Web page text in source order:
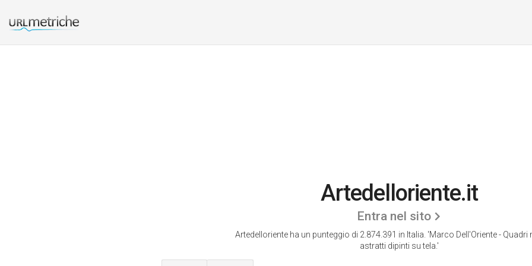
Artedelloriente.it
Entra nel sito
Artedelloriente ha un punteggio di 2.874.391 in Italia. 'Marco Dell'Oriente - Quadri
astratti dipinti su tela.'